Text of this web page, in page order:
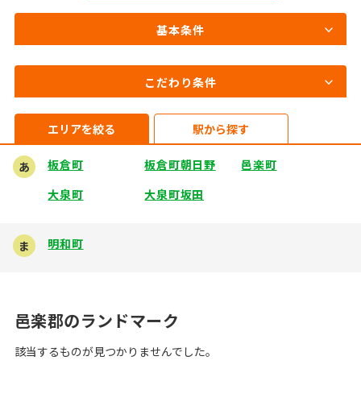
基本条件
こだわり条件
エリアを絞る 駅から探す
あ 板倉町 板倉町朝日野
邑楽町
大泉町
大泉町坂田
ま 明和町
邑楽郡のランドマーク
該当するものが見つかりませんでした。